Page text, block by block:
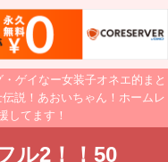
ゲイなー女装子オネエ的まと
説！あおいちゃん！ホームレ
してます！
ル2！！50